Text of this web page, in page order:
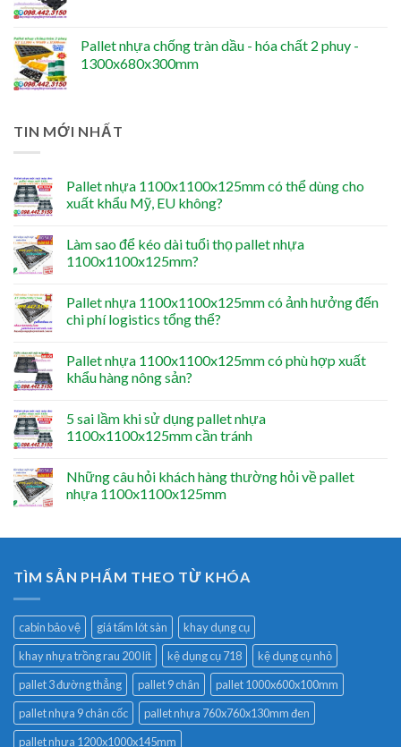
Pallet nhựa chống tràn dầu - hóa chất 2 phuy -
1300x680x300mm
TIN MỚI NHẤT
Pallet nhựa 1100x1100x125mm có thể dùng cho
xuất khẩu Mỹ, EU không?
Làm sao để kéo dài tuổi thọ pallet nhựa
1100x1100x125mm?
Pallet nhựa 1100x1100x125mm có ảnh hưởng đến
chi phí logistics tổng thể?
Pallet nhựa 1100x1100x125mm có phù hợp xuất
khẩu hàng nông sản?
5 sai lầm khi sử dụng pallet nhựa
1100x1100x125mm cần tránh
Những câu hỏi khách hàng thường hỏi về pallet
nhựa 1100x1100x125mm
TÌM SẢN PHẨM THEO TỪ KHÓA
cabin bảo vệ giá tấm lót sàn
khay dụng cụ
khay nhựa trồng rau 200 lít
kệ dụng cụ 718
kệ dụng cụ nhỏ
pallet 3 đường thẳng
pallet 9 chân
pallet 1000x600x100mm
pallet nhựa 9 chân cốc
pallet nhựa 760x760x130mm đen
pallet nhựa 1200x1000x145mm